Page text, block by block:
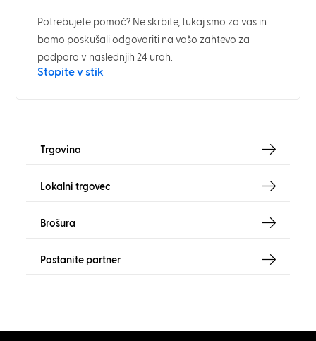
Potrebujete pomoč? Ne skrbite, tukaj smo za vas in
bomo poskušali odgovoriti na vašo zahtevo za
podporo v naslednjih 24 urah.
Stopite v stik
Trgovina
Lokalni trgovec
Brošura
Postanite partner